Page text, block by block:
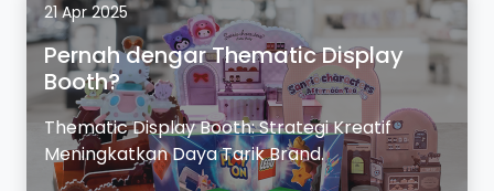
21 Apr 2025
Pernah dengar Thematic Display
Booth?
Thematic Display Booth: Strategi Kreatif
Meningkatkan Daya Tarik Brand.